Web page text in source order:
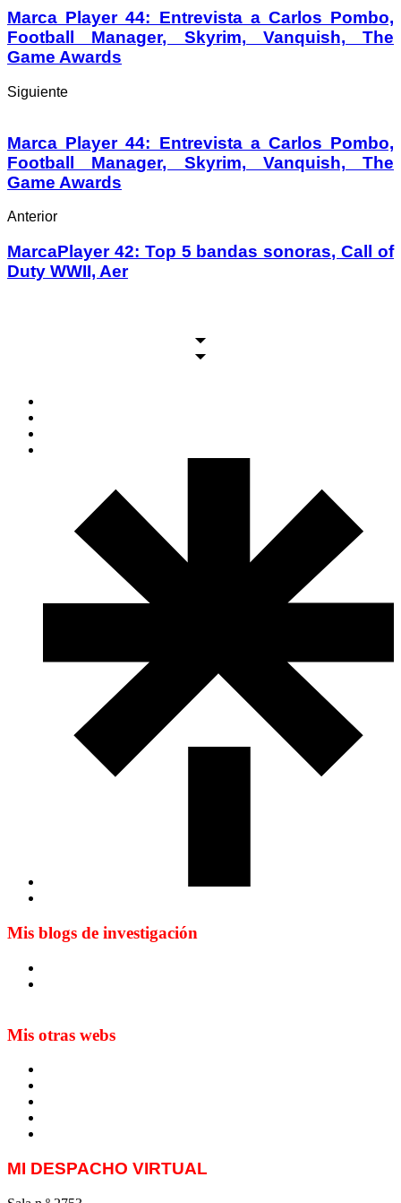
Marca Player 44: Entrevista a Carlos Pombo,
Football Manager, Skyrim, Vanquish, The
Game Awards
Siguiente
Marca Player 44: Entrevista a Carlos Pombo,
Football Manager, Skyrim, Vanquish, The
Game Awards
Anterior
MarcaPlayer 42: Top 5 bandas sonoras, Call of
Duty WWII, Aer
Mis blogs de investigación
Mis otras webs
MI DESPACHO VIRTUAL